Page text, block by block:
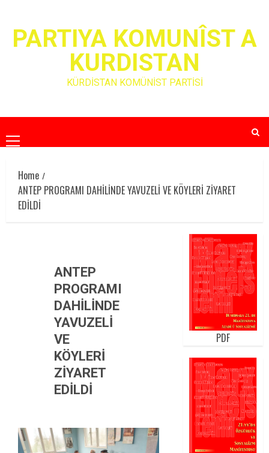
contentPARTIYA KOMUNÎST A
KURDISTAN
KÜRDİSTAN KOMÜNİST PARTİSİ
Primary
Menu
Home
ANTEP PROGRAMI DAHİLİNDE YAVUZELİ VE KÖYLERİ ZİYARET
EDİLDİ
ANTEP
PROGRAMI
DAHİLİNDE
YAVUZELİ
VE
KÖYLERİ
ZİYARET
EDİLDİ
PDF